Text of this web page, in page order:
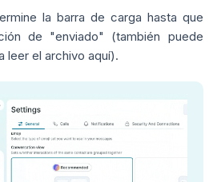
la barra de carga hasta que
de "enviado" (también puede
leer el archivo aquí).